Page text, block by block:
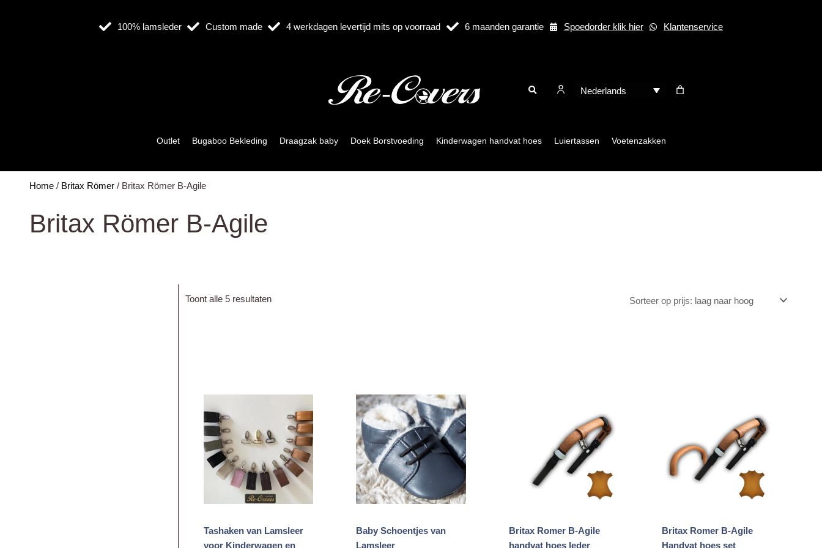
100% lamsleder Custom made 4 werkdagen levertijd mits op voorraad 6 maanden garantie Spoedorder klik hier Klantenservice
Nederlands
Outlet Bugaboo Bekleding Draagzak baby Doek Borstvoeding Kinderwagen handvat hoes Luiertassen Voetenzakken
Home / Britax Römer / Britax Römer B-Agile
Britax Römer B-Agile
Toont alle 5 resultatenGesorteerd
Tashaken van Lamsleer
voor Kinderwagen en
Baby Schoentjes van
Lamsleer
Britax Romer B-Agile
handvat hoes leder
Britax Romer B-Agile
Handvat hoes set